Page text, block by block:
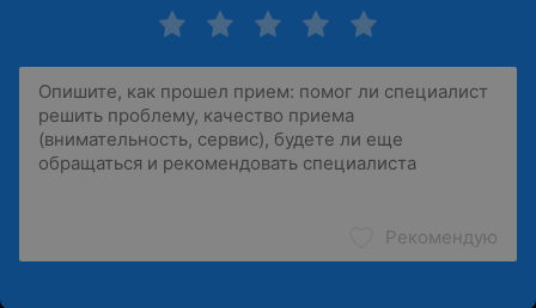
Рекомендую